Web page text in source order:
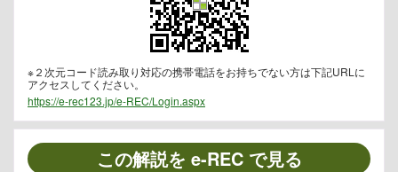
※２次元コード読み取り対応の携帯電話をお持ちでない方は下記URLに
アクセスしてください。
https://e-rec123.jp/e-REC/Login.aspx
この解説を e-REC で見る